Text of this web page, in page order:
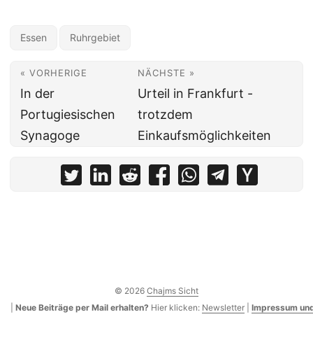
Essen Ruhrgebiet
« VORHERIGE
In der
Portugiesischen
Synagoge
NÄCHSTE »
Urteil in Frankfurt -
trotzdem
Einkaufsmöglichkeiten
© 2026 Chajms Sicht
Neue Beiträge per Mail erhalten? Hier klicken: Newsletter Impressum